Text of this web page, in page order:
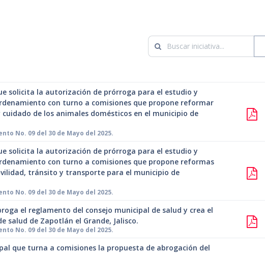
solicita la autorización de prórroga para el estudio y
con turno a comisiones que propone reformar
de los animales domésticos en el municipio de
No. 09 del 30 de Mayo del 2025.
solicita la autorización de prórroga para el estudio y
con turno a comisiones que propone reformas
tránsito y transporte para el municipio de
No. 09 del 30 de Mayo del 2025.
el reglamento del consejo municipal de salud y crea el
salud de Zapotlán el Grande, Jalisco.
No. 09 del 30 de Mayo del 2025.
que turna a comisiones la propuesta de abrogación del